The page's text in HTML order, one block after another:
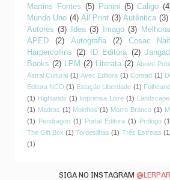
Martins Fontes (5) Panini (5) Caligo
Mundo Uno (4) All Print (3) Autêntica (3)
Autores (3) Idea (3) Imago (3)
APED
(2) Autografia (2) Cosac
Harpercollins
(2) ID Editora (2)
Books (2) LPM (2) Literata (2) Above
Astral Cultural (1) Avec Editora (1) Conrad (1)
Editora NCO (1) Estação Liberdade (1)
(1) Highlands (1) Imprensa Livre (1) Landscape
(1) Madras (1) Moinhos (1) Morro Branco (1)
(1) Pendragon (1) Portal Editora (1) Prólogo
The Gift Box (1) Tordesilhas (1) Três Estrelas
(1)
SIGA NO INSTAGRAM